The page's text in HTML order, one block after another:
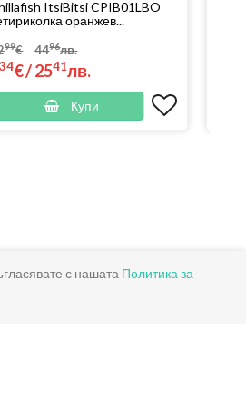
ItsiBitsi CPIB01LBO
оранжев...
99€
34€/
4496лв.
2541лв.
Купи
с нашата Политика за